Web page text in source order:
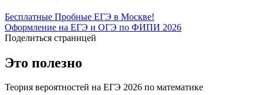
Бесплатные Пробные ЕГЭ в Москве!
Оформление на ЕГЭ и ОГЭ по ФИПИ 2026
Поделиться страницей
Это полезно
Теория вероятностей на ЕГЭ 2026 по математике